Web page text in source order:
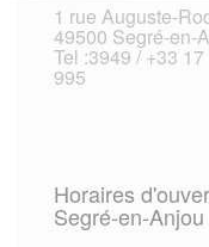
1 rue Auguste-
49500 Segré-en-
Tel :3949 / +33
995
Horaires
Segré-en-